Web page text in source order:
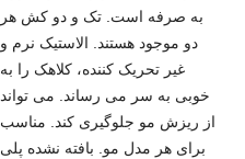
به صرفه است. تک و دو کش هر
دو موجود هستند. الاستیک نرم و
غیر تحریک کننده، کلاهک را به
خوبی به سر می رساند. می تواند
از ریزش مو جلوگیری کند. مناسب
برای هر مدل مو. بافته نشده پلی